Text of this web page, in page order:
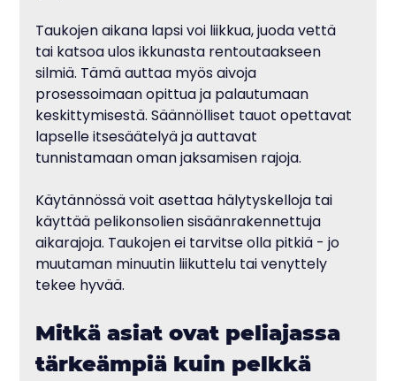
Taukojen aikana lapsi voi liikkua, juoda vettä
tai katsoa ulos ikkunasta rentoutaakseen
silmiä. Tämä auttaa myös aivoja
prosessoimaan opittua ja palautumaan
keskittymisestä. Säännölliset tauot opettavat
lapselle itsesäätelyä ja auttavat
tunnistamaan oman jaksamisen rajoja.
Käytännössä voit asettaa hälytyskelloja tai
käyttää pelikonsolien sisäänrakennettuja
aikarajoja. Taukojen ei tarvitse olla pitkiä - jo
muutaman minuutin liikuttelu tai venyttely
tekee hyvää.
Mitkä asiat ovat peliajassa
tärkeämpiä kuin pelkkä